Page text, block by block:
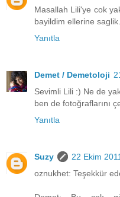
Masallah Lili'ye cok
bayildim ellerine saglik.
Yanıtla
Demet / Demetoloji
Sevimli Lili :) Ne de
ben de fotoğraflarını
Yanıtla
Suzy
22 Ekim
oznukhet: Teşekkür